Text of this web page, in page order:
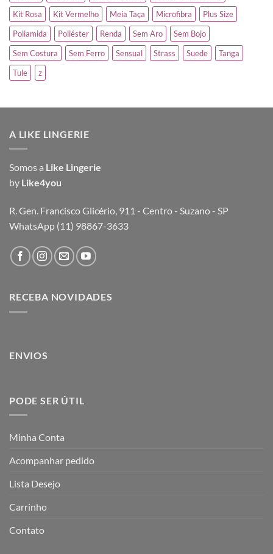
Kit Rosa
Kit Vermelho Meia Taça Microfibra
Plus Size
Poliamida
Poliéster Renda Sem Aro
Sem Bojo
Sem Costura
Sem Ferro Sensual Strass Suede
Tanga
Tule
z
A LIKE LINGERIE
Somos a Like Lingerie
by Like4you
R. Gen. Francisco Glicério, 911 - Centro - Suzano - SP
WhatsApp (11) 98867-3633
RECEBA NOVIDADES
ENVIOS
PODE SER ÚTIL
Minha Conta
Acompanhar pedido
Lista Desejo
Carrinho
Contato